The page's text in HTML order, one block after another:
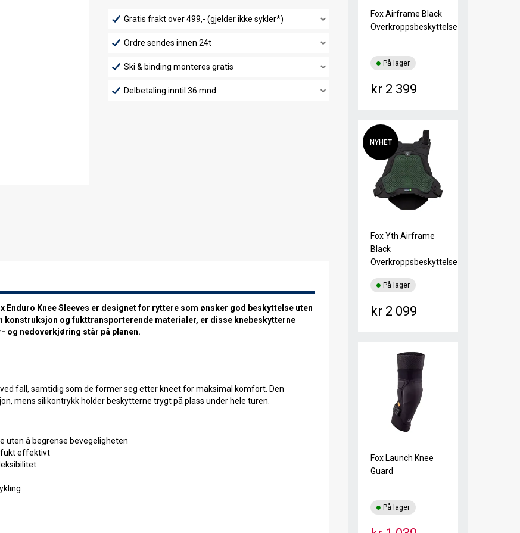
Gratis frakt over 499,- (gjelder ikke sykler*)
Ordre sendes innen 24t
Ski & binding monteres gratis
Delbetaling inntil 36 mnd.
Enduro Knee Sleeves er designet for ryttere som ønsker god beskyttelse uten
og fukttransporterende materialer, er disse knebeskytterne
og nedoverkjøring står på planen.
fall, samtidig som de former seg etter kneet for maksimal komfort. Den
mens silikontrykk holder beskytterne trygt på plass under hele turen.
uten å begrense bevegeligheten
fukt effektivt
Fox Airframe Black
Overkroppsbeskyttelse
kr 2 399
På lager
NYHET
Fox Yth Airframe
Black
Overkroppsbeskyttelse
kr 2 099
På lager
Fox Launch Knee
Guard
På lager